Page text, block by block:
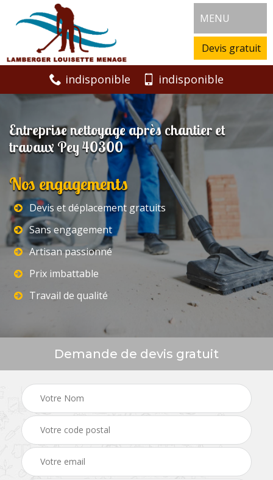
MENU
Devis gratuit
indisponible indisponible
Entreprise nettoyage après chantier et
travaux Pey 40300
Nos engagements
Devis et déplacement gratuits
Sans engagement
Artisan passionné
Prix imbattable
Travail de qualité
Demande de devis gratuit